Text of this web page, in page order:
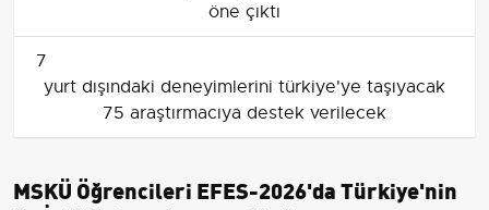
öne çıktı
7
yurt dışındaki deneyimlerini türkiye'ye taşıyacak
75 araştırmacıya destek verilecek
MSKÜ Öğrencileri EFES-2026'da Türkiye'nin